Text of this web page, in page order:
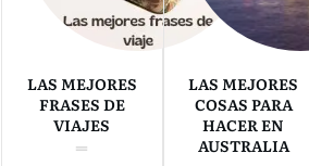
LAS MEJORES
FRASES DE
VIAJES
LAS MEJORES
COSAS PARA
HACER EN
AUSTRALIA